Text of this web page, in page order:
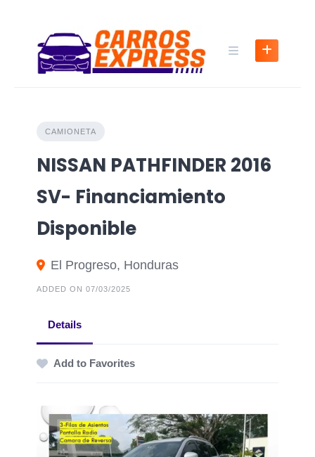
CAMIONETA
NISSAN PATHFINDER 2016
SV- Financiamiento
Disponible
El Progreso, Honduras
ADDED ON 07/03/2025
Details
Add to Favorites